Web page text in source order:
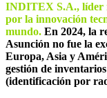
INDITEX S.A., líder
por la innovación
mundo. En 2024, la
Asunción no fue la
Europa, Asia y
gestión de
(identificación por